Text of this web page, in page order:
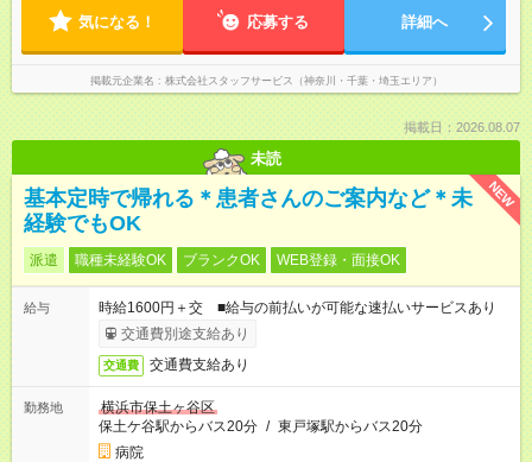
気になる！ 応募する 詳細へ
掲載元企業名 株式会社スタッフサービス（神奈川・千葉・埼玉エリア）
掲載日：2026.08.07
未読
NEW
基本定時で帰れる＊患者さんのご案内など＊未
経験でもOK
派遣 職種未経験OK ブランクOK WEB登録・面接OK
給与
時給1600円＋交 ■給与の前払いが可能な速払いサービスあり
交通費別途支給あり
交通費 交通費支給あり
勤務地
横浜市保土ヶ谷区
保土ケ谷駅からバス20分 / 東戸塚駅からバス20分
病院